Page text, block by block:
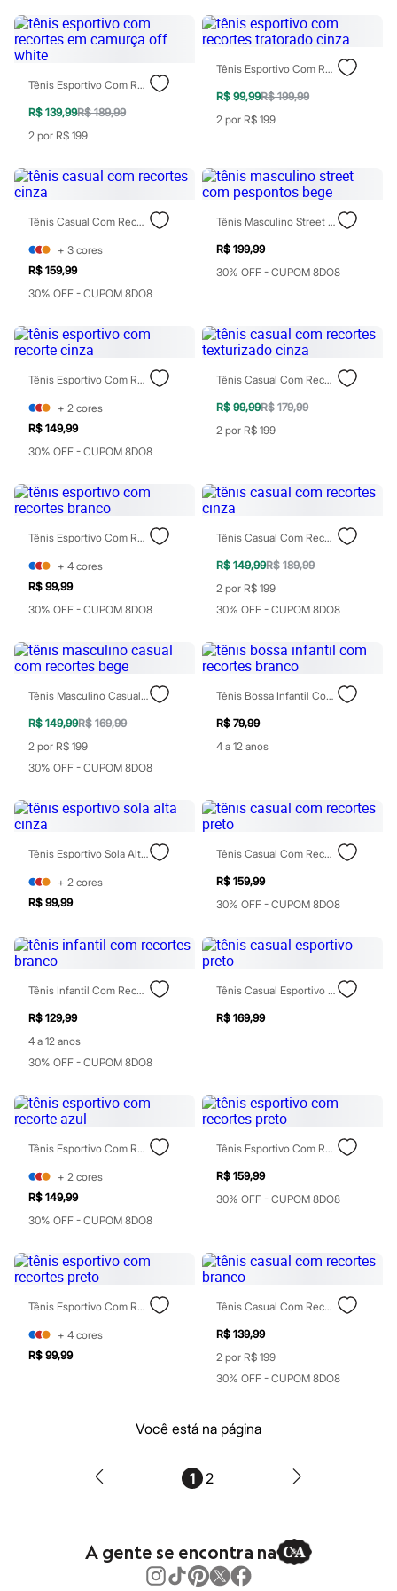
Patrulha Canina
Sonic
Stitch
Beleza
Kits
Perfumes árabes
Novidades
Condicionador
Finalizadores
Shampoo
Cuidados com o corpo
Protetor solar
Tratamento
Cuidados com o rosto
Esfoliante
Protetor solar
Tônicos
Base
Blush
Corretivo
Gloss
Pó facial
Al Wataniah
Banderas
Boca Rosa
Bruna Tavares
Carolina Herrera
Ciclo
Fran by Franciny Ehlke
Lancôme
Mari Maria
Mascavo
Océane
Payot
Rabanne
Real Techniques
Vizzela
Perfumes
Perfumes femininos
Perfumes infantis
Perfumes masculinos
Todos os produtos
Mindse7
Novidades
Blusas
Casacos e Jaquetas
Jeans
Saias
Shorts e Bermudas
Vestidos
Acessórios
Calçados
Moda esportiva
Plus size
Calçados
Feminino
Botas
Chinelos
Pantufas
Sandálias
Sapatilhas
Scarpin
Tênis
Masculino
Tênis Esportivo Com Recortes Em Camurça Off White
R$ 139,99R$ 189,99
2 por R$ 199
Tênis Esportivo Com Recortes Tratorado Cinza
R$ 99,99R$ 199,99
2 por R$ 199
Tênis Casual Com Recortes Cinza
+ 3 cores
R$ 159,99
30% OFF - CUPOM 8DO8
Tênis Masculino Street Com Pespontos Bege
R$ 199,99
30% OFF - CUPOM 8DO8
Tênis Esportivo Com Recorte Cinza
+ 2 cores
R$ 149,99
30% OFF - CUPOM 8DO8
Tênis Casual Com Recortes Texturizado Cinza
R$ 99,99R$ 179,99
2 por R$ 199
Tênis Esportivo Com Recortes Branco
+ 4 cores
R$ 99,99
30% OFF - CUPOM 8DO8
Tênis Casual Com Recortes Cinza
R$ 149,99R$ 189,99
2 por R$ 199
30% OFF - CUPOM 8DO8
Tênis Masculino Casual Com Recortes Bege
R$ 149,99R$ 169,99
2 por R$ 199
30% OFF - CUPOM 8DO8
Tênis Bossa Infantil Com Recortes Branco
R$ 79,99
4 a 12 anos
Tênis Esportivo Sola Alta Cinza
+ 2 cores
R$ 99,99
Tênis Casual Com Recortes Preto
R$ 159,99
30% OFF - CUPOM 8DO8
Tênis Infantil Com Recortes Branco
R$ 129,99
4 a 12 anos
30% OFF - CUPOM 8DO8
Tênis Casual Esportivo Preto
R$ 169,99
Tênis Esportivo Com Recorte Azul
+ 2 cores
R$ 149,99
30% OFF - CUPOM 8DO8
Tênis Esportivo Com Recortes Preto
R$ 159,99
30% OFF - CUPOM 8DO8
Tênis Esportivo Com Recortes Preto
+ 4 cores
R$ 99,99
Tênis Casual Com Recortes Branco
R$ 139,99
2 por R$ 199
30% OFF - CUPOM 8DO8
Você está na página
1 2
A gente se encontra na